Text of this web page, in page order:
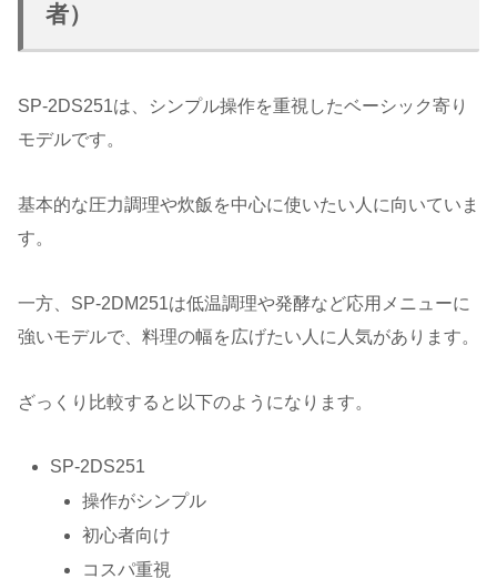
者）
SP-2DS251は、シンプル操作を重視したベーシック寄り
モデルです。
基本的な圧力調理や炊飯を中心に使いたい人に向いていま
す。
一方、SP-2DM251は低温調理や発酵など応用メニューに
強いモデルで、料理の幅を広げたい人に人気があります。
ざっくり比較すると以下のようになります。
SP-2DS251
操作がシンプル
初心者向け
コスパ重視